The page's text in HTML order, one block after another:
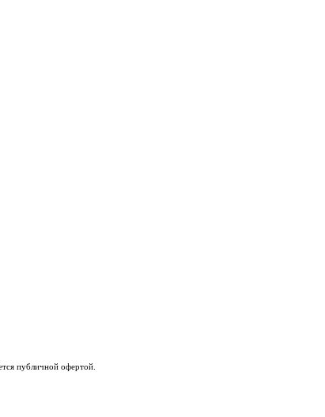
публичной офертой.